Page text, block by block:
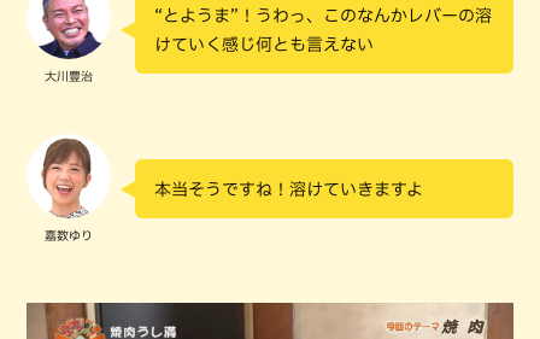
大川豊治
“とようま”！うわっ、このなんかレバーの溶
けていく感じ何とも言えない
嘉数ゆり
本当そうですね！溶けていきますよ